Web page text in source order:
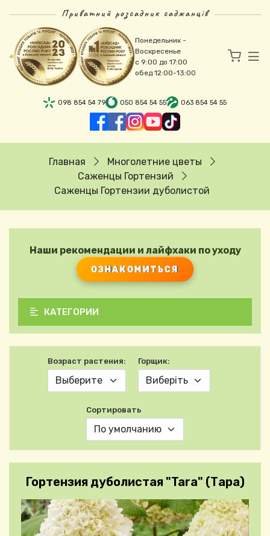
Приватний розсадник саджанців
Понедельник -
Воскресенье
с 9:00 до 17:00
обед 12:00-13:00
098 854 54 79 050 854 54 55 063 854 54 55
Строка навигации
Главная
Многолетние цветы
Саженцы Гортензий
Саженцы Гортензии дуболистой
Наши рекомендации и лайфхаки по уходу
ОЗНАКОМИТЬСЯ
КАТЕГОРИИ
Возраст растения: Горщик:
Сортировать
Гортензия дуболистая "Tara" (Тара)